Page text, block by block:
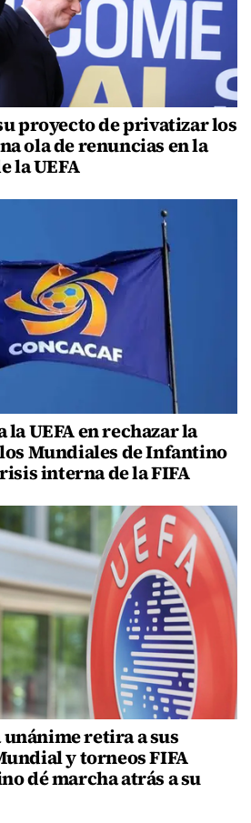
proyecto de privatizar los
ola de renuncias en la
la UEFA
la UEFA en rechazar la
Mundiales de Infantino
interna de la FIFA
retira a sus
y torneos FIFA
dé marcha atrás a su